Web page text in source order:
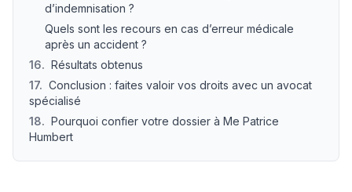
d’indemnisation ?
Quels sont les recours en cas d’erreur médicale
après un accident ?
16. Résultats obtenus
17. Conclusion : faites valoir vos droits avec un avocat
spécialisé
18. Pourquoi confier votre dossier à Me Patrice
Humbert